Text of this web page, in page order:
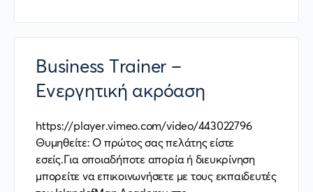
Business Trainer –
Ενεργητική ακρόαση
https://player.vimeo.com/video/443022796
Θυμηθείτε: Ο πρώτος σας πελάτης είστε
εσείς.Για οποιαδήποτε απορία ή διευκρίνηση
μπορείτε να επικοινωνήσετε με τους εκπαιδευτές